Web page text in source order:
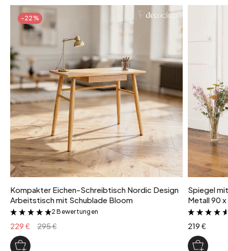
-22%
Kompakter Eichen-Schreibtisch Nordic Design
Arbeitstisch mit Schublade Bloom
&
2 Bewertungen
229 € 295 €
Spiegel
Metall 90
219 €